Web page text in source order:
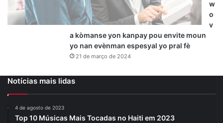
w
o
v
a kòmanse yon kanpay pou envite moun
yo nan evènman espesyal yo pral fè
21 de março de 2024
Notícias mais lidas
4 de agosto de 2023
Top 10 Músicas Mais Tocadas no Haiti em 2023